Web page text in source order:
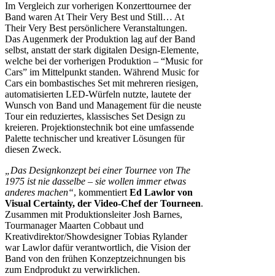
Im Vergleich zur vorherigen Konzerttournee der
Band waren At Their Very Best und Still… At
Their Very Best persönlichere Veranstaltungen.
Das Augenmerk der Produktion lag auf der Band
selbst, anstatt der stark digitalen Design-Elemente,
welche bei der vorherigen Produktion – “Music for
Cars” im Mittelpunkt standen. Während Music for
Cars ein bombastisches Set mit mehreren riesigen,
automatisierten LED-Würfeln nutzte, lautete der
Wunsch von Band und Management für die neuste
Tour ein reduziertes, klassisches Set Design zu
kreieren. Projektionstechnik bot eine umfassende
Palette technischer und kreativer Lösungen für
diesen Zweck.
„Das Designkonzept bei einer Tournee von The
1975 ist nie dasselbe – sie wollen immer etwas
anderes machen“, kommentiert Ed Lawlor von
Visual Certainty, der Video-Chef der Tourneen.
Zusammen mit Produktionsleiter Josh Barnes,
Tourmanager Maarten Cobbaut und
Kreativdirektor/Showdesigner Tobias Rylander
war Lawlor dafür verantwortlich, die Vision der
Band von den frühen Konzeptzeichnungen bis
zum Endprodukt zu verwirklichen.